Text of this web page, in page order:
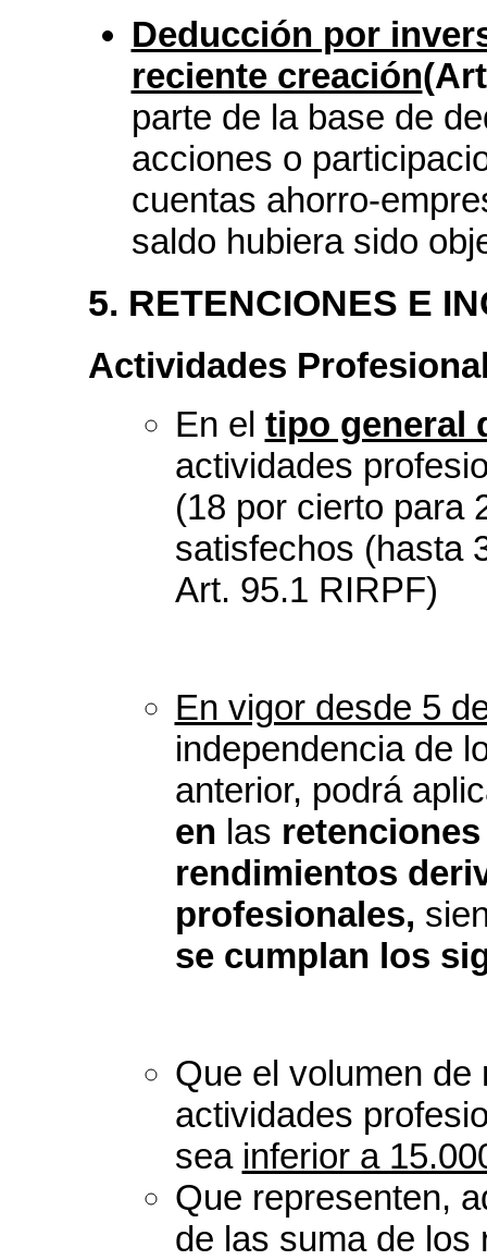
Deducción por
reciente creación
parte de la base de
acciones o
cuentas ahorro-
saldo hubiera sido
5. RETENCIONES E
Actividades
En el tipo general
actividades
(18 por cierto para
satisfechos (hasta
Art. 95.1 RIRPF)
En vigor desde 5
independencia de
anterior, podrá
en las retenciones
rendimientos
profesionales,
se cumplan los
Que el volumen
actividades
sea inferior a
Que representen,
de las suma de los